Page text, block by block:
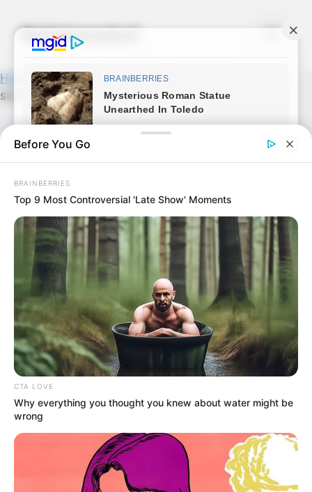
contentNoticiassalud Menu
Home»News»
Esta joven policia despues de su
servicio la graban teni… Ver más
Before You Go
BRAINBERRIES
Top 9 Most Controversial 'Late Show' Moments
CTA LOVE
Why everything you thought you knew about water might be
wrong